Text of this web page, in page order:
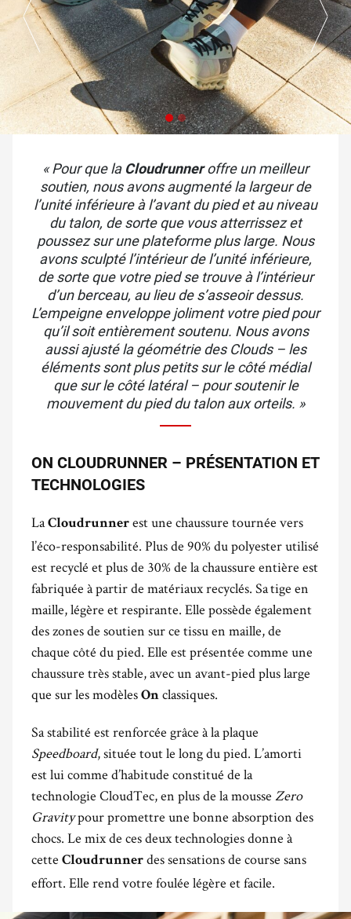
« Pour que la Cloudrunneroffre un meilleur
soutien, nous avons augmenté la largeur de
l’unité inférieure à l’avant du pied et au niveau
du talon, de sorte que vous atterrissez et
poussez sur une plateforme plus large. Nous
avons sculpté l’intérieur de l’unité inférieure,
de sorte que votre pied se trouve à l’intérieur
d’un berceau, au lieu de s’asseoir dessus.
L’empeigne enveloppe joliment votre pied pour
qu’il soit entièrement soutenu. Nous avons
aussi ajusté la géométrie des Clouds – les
éléments sont plus petits sur le côté médial
que sur le côté latéral – pour soutenir le
mouvement du pied du talon aux orteils. »
ON CLOUDRUNNER – PRÉSENTATION ET
TECHNOLOGIES
La Cloudrunner est une chaussure tournée vers
l’éco-responsabilité. Plus de 90% du polyester utilisé
est recyclé et plus de 30% de la chaussure entière est
fabriquée à partir de matériaux recyclés. Sa tige en
maille, légère et respirante. Elle possède également
des zones de soutien sur ce tissu en maille, de
chaque côté du pied. Elle est présentée comme une
chaussure très stable, avec un avant-pied plus large
que sur les modèles On classiques.
Sa stabilité est renforcée grâce à la plaque
Speedboard, située tout le long du pied. L’amorti
est lui comme d’habitude constitué de la
technologie CloudTec, en plus de la mousse Zero
Gravitypour promettre une bonne absorption des
chocs. Le mix de ces deux technologies donne à
cette Cloudrunner des sensations de course sans
effort. Elle rend votre foulée légère et facile.